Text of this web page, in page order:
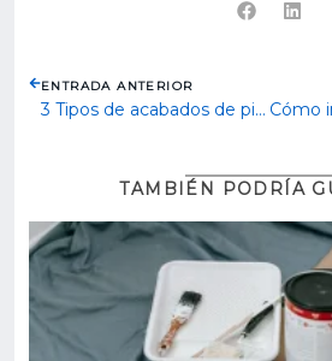
ENTRADA ANTERIOR
3 Tipos de acabados de pintura decorativa
TAMBIÉN PODRÍA